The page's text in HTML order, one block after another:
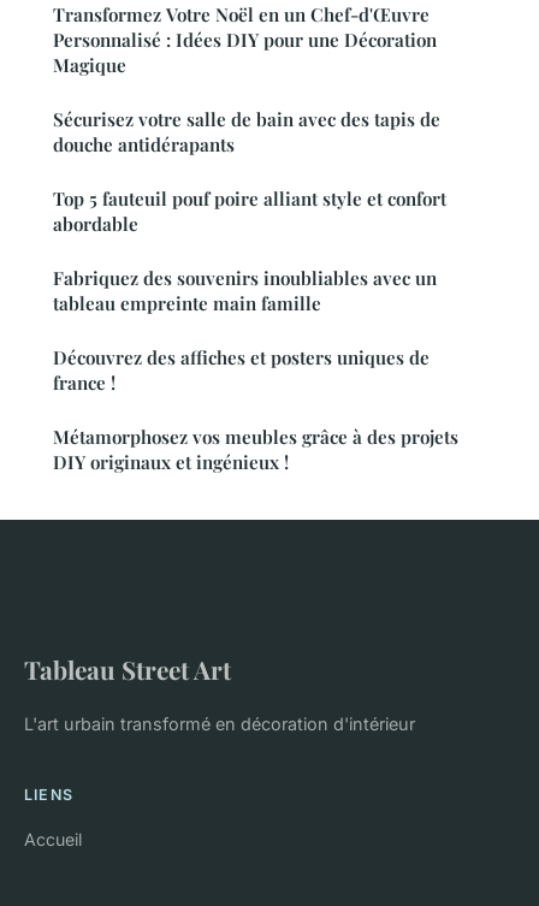
Transformez Votre Noël en un Chef-d'Œuvre
Personnalisé : Idées DIY pour une Décoration
Magique
Sécurisez votre salle de bain avec des tapis de
douche antidérapants
Top 5 fauteuil pouf poire alliant style et confort
abordable
Fabriquez des souvenirs inoubliables avec un
tableau empreinte main famille
Découvrez des affiches et posters uniques de
france !
Métamorphosez vos meubles grâce à des projets
DIY originaux et ingénieux !
Tableau Street Art
L'art urbain transformé en décoration d'intérieur
LIENS
Accueil